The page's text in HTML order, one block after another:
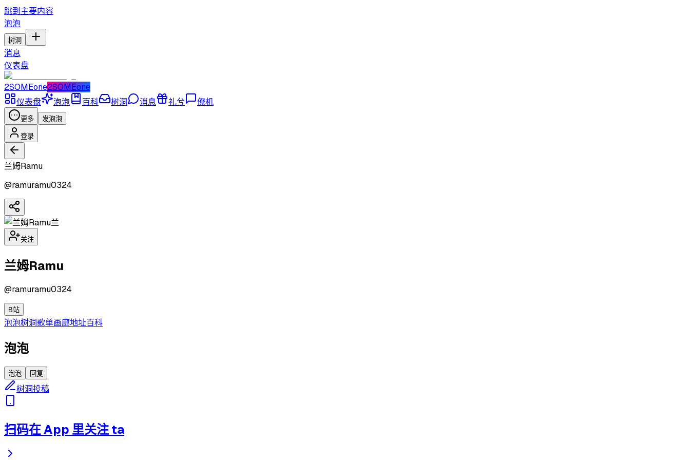
跳到主要内容
泡泡
树洞
消息
仪表盘
2SOMEone2SOMEone
仪表盘
泡泡 百科 树洞 消息 礼兮 僚机
更多 发泡泡
登录
兰姆Ramu
@ramuramu0324
兰
关注
兰姆Ramu
@ramuramu0324
B站
泡泡树洞歌单画廊地址百科
泡泡
泡泡 回复
树洞投稿
扫码在 App 里关注 ta